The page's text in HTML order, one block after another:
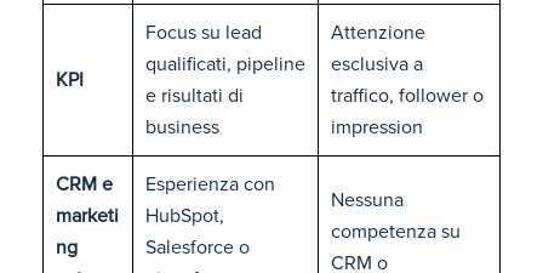
KPI
Focus su lead
qualificati, pipeline
e risultati di
business
Attenzione
esclusiva a
traffico, follower o
impression
CRM e
marketi
ng
Esperienza con
HubSpot,
Salesforce o
Nessuna
competenza su
CRM o